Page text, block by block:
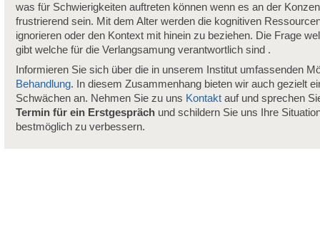
was für Schwierigkeiten auftreten können wenn es an der
frustrierend sein. Mit dem Alter werden die kognitiven
ignorieren oder den Kontext mit hinein zu beziehen. Die Frage
gibt welche für die Verlangsamung verantwortlich sind .
Informieren Sie sich über die in unserem Institut umfassenden
Behandlung. In diesem Zusammenhang bieten wir auch gezielt
Schwächen an. Nehmen Sie zu uns Kontaktauf und sprechen
Termin für ein Erstgesprächund schildern Sie uns Ihre
bestmöglich zu verbessern.